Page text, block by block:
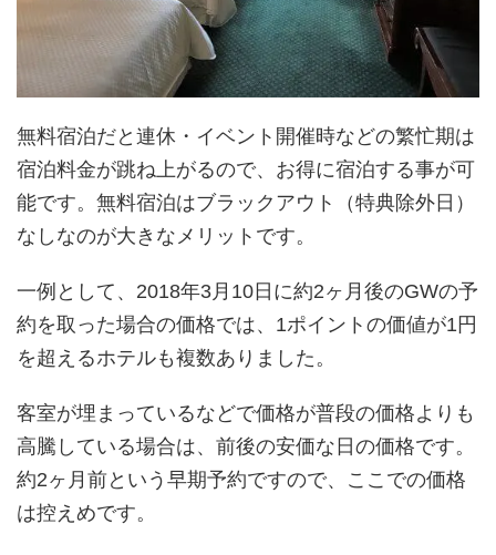
無料宿泊だと連休・イベント開催時などの繁忙期は
宿泊料金が跳ね上がるので、お得に宿泊する事が可
能です。無料宿泊はブラックアウト（特典除外日）
なしなのが大きなメリットです。
一例として、2018年3月10日に約2ヶ月後のGWの予
約を取った場合の価格では、1ポイントの価値が1円
を超えるホテルも複数ありました。
客室が埋まっているなどで価格が普段の価格よりも
高騰している場合は、前後の安価な日の価格です。
約2ヶ月前という早期予約ですので、ここでの価格
は控えめです。